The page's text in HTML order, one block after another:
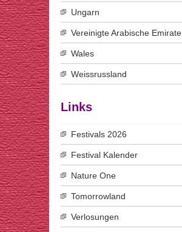
Ungarn
Vereinigte Arabische Emirate
Wales
Weissrussland
Links
Festivals 2026
Festival Kalender
Nature One
Tomorrowland
Verlosungen